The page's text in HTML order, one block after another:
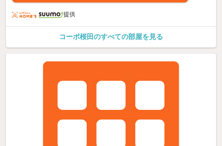
提供
コーポ桜田のすべての部屋を見る